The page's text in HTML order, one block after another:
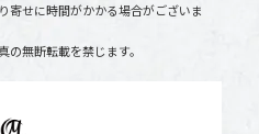
せに時間がかかる場合がございま
無断転載を禁じます。